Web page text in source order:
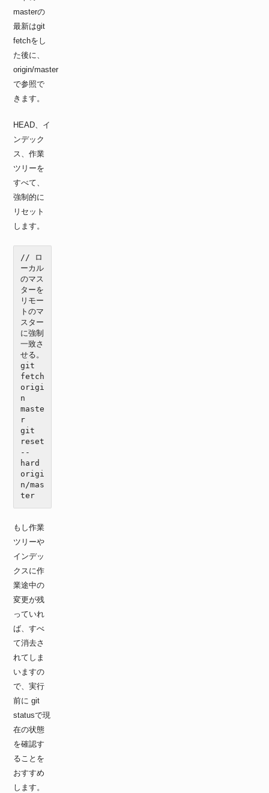
masterの
最新はgit
fetchをし
た後に、
origin/master
で参照で
きます。
HEAD、イ
ンデック
ス、作業
ツリーを
すべて、
強制的に
リセット
します。
// ロ
ーカル
のマス
ターを
リモー
トのマ
スター
に強制
一致さ
せる。
git
fetch
origi
n
maste
r
git
reset
--
hard
origi
n/mas
ter
もし作業
ツリーや
インデッ
クスに作
業途中の
変更が残
っていれ
ば、すべ
て消去さ
れてしま
いますの
で、実行
前に git
statusで現
在の状態
を確認す
ることを
おすすめ
します。